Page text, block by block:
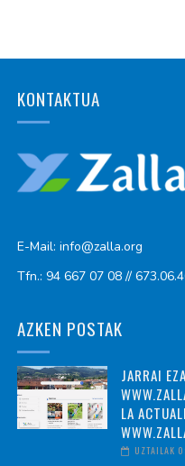
KONTAKTUA
E-Mail: info@zalla.org
Tfn.: 94 667 07 08 //
AZKEN POSTAK
JARRAI
LA
UZTAILAK